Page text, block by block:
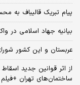
پیام تبریک قالیباف به
بیانیه جهاد اسلامی در واکنش
عربستان و این کشور
از اثر قوانین جدید
ساختمان‌های تهران +فیلم